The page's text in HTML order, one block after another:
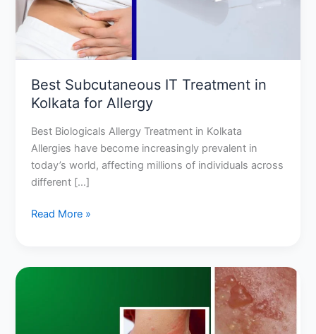
Best Subcutaneous IT Treatment in
Kolkata for Allergy
Best Biologicals Allergy Treatment in Kolkata
Allergies have become increasingly prevalent in
today’s world, affecting millions of individuals across
different […]
for
Allergy
Read More »